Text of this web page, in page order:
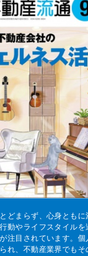
どまらず、心身とも
動やライフスタイル
注目されています。
れ、不動産業界でもそ